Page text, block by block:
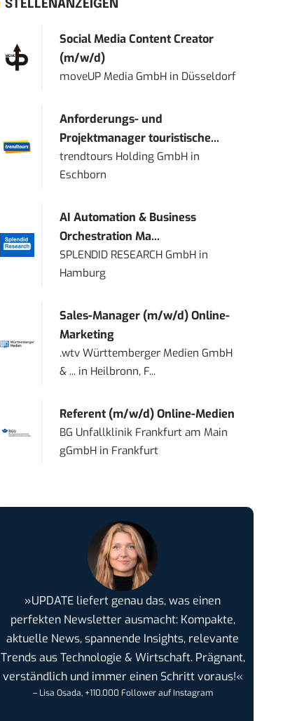
STELLENANZEIGEN
Social Media Content Creator
(m/w/d)
moveUP Media GmbH in Düsseldorf
Anforderungs- und
Projektmanager touristische...
trendtours Holding GmbH in
Eschborn
AI Automation & Business
Orchestration Ma...
SPLENDID RESEARCH GmbH in
Hamburg
Sales-Manager (m/w/d) Online-
Marketing
.wtv Württemberger Medien GmbH
& ... in Heilbronn, F...
Referent (m/w/d) Online-Medien
BG Unfallklinik Frankfurt am Main
gGmbH in Frankfurt
»UPDATE liefert genau das, was einen
perfekten Newsletter ausmacht: Kompakte,
aktuelle News, spannende Insights, relevante
Trends aus Technologie & Wirtschaft. Prägnant,
verständlich und immer einen Schritt voraus!«
– Lisa Osada, +110.000 Follower auf Instagram